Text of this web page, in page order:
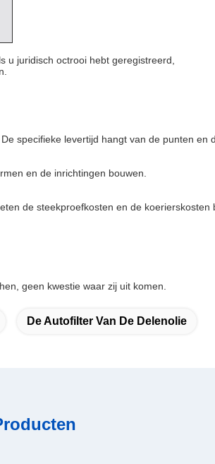
u juridisch octrooi hebt geregistreerd,
specifieke levertijd hangt van de punten en
en de inrichtingen bouwen.
de steekproefkosten en de koerierskosten
geen kwestie waar zij uit komen.
De Autofilter Van De Delenolie